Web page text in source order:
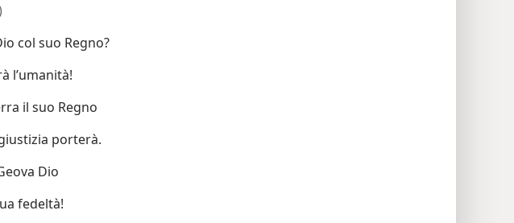
col suo Regno?
l’umanità!
il suo Regno
porterà.
Dio
fedeltà!